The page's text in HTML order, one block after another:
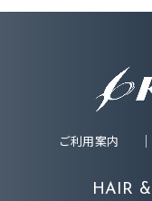
ご利用案内
HAIR